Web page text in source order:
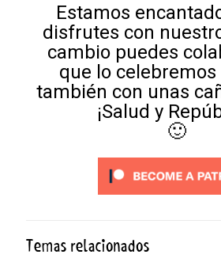
Estamos
disfrutes con
cambio puedes
que lo
también con unas
¡Salud y
🙂
Temas relacionados